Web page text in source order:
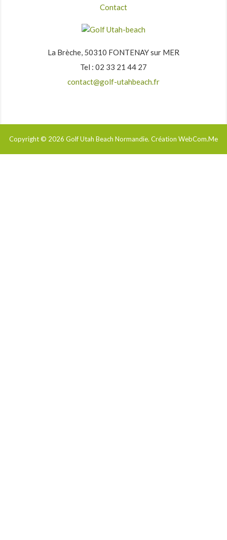
Contact
La Brèche, 50310 FONTENAY sur MER
Tel : 02 33 21 44 27
contact@golf-utahbeach.fr
Copyright © 2026 Golf Utah Beach Normandie. Création WebCom.Me